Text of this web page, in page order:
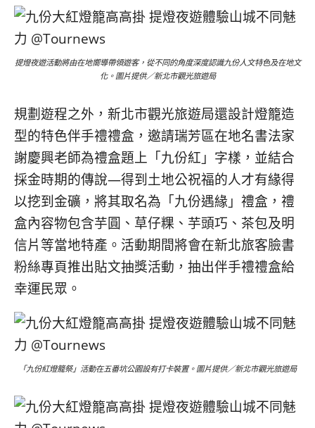
提燈夜遊活動將由在地嚮導帶領遊客，從不同的角度深度認識九份人文特色及在地文
化。圖片提供／新北市觀光旅遊局
規劃遊程之外，新北市觀光旅遊局還設計燈籠造
型的特色伴手禮禮盒，邀請瑞芳區在地名書法家
謝慶興老師為禮盒題上「九份紅」字樣，並結合
採金時期的傳說—得到土地公祝福的人才有緣得
以挖到金礦，將其取名為「九份遇緣」禮盒，禮
盒內容物包含芋圓、草仔粿、芋頭巧、茶包及明
信片等當地特產。活動期間將會在新北旅客臉書
粉絲專頁推出貼文抽獎活動，抽出伴手禮禮盒給
幸運民眾。
「九份紅燈籠祭」活動在五番坑公園設有打卡裝置。圖片提供／新北市觀光旅遊局